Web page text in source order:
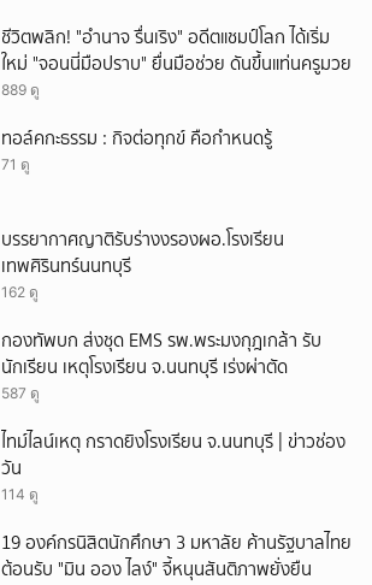
ชีวิตพลิก! "อำนาจ รื่นเริง" อดีตแชมป์โลก ได้เริ่ม
ใหม่ "จอนนี่มือปราบ" ยื่นมือช่วย ดันขึ้นแท่นครูมวย
889 ดู
ทอล์คกะธรรม : กิจต่อทุกข์ คือกำหนดรู้
71 ดู
บรรยากาศญาติรับร่างงรองผอ.โรงเรียน
เทพศิรินทร์นนทบุรี
162 ดู
กองทัพบก ส่งชุด EMS รพ.พระมงกุฎเกล้า รับ
นักเรียน เหตุโรงเรียน จ.นนทบุรี เร่งผ่าตัด
587 ดู
ไทม์ไลน์เหตุ กราดยิงโรงเรียน จ.นนทบุรี | ข่าวช่อง
วัน
114 ดู
19 องค์กรนิสิตนักศึกษา 3 มหาลัย ค้านรัฐบาลไทย
ต้อนรับ "มิน ออง ไลง์" จี้หนุนสันติภาพยั่งยืน